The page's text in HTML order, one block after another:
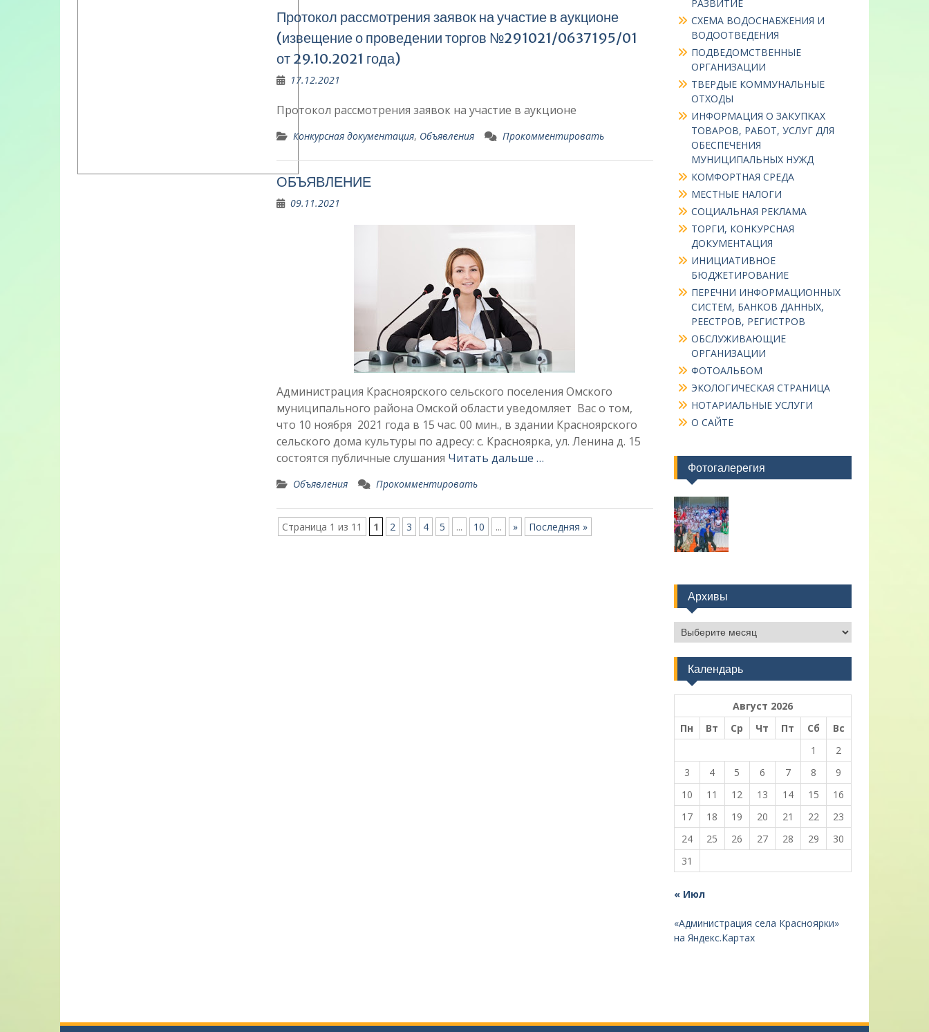
Протокол рассмотрения заявок на участие в аукционе
(извещение о проведении торгов №291021/0637195/01
от 29.10.2021 года)
17.12.2021
Протокол рассмотрения заявок на участие в аукционе
Конкурсная документация, Объявления Прокомментировать
ОБЪЯВЛЕНИЕ
09.11.2021
Администрация Красноярского сельского поселения Омского
муниципального района Омской области уведомляет Вас о том,
что 10 ноября 2021 года в 15 час. 00 мин., в здании Красноярского
сельского дома культуры по адресу: с. Красноярка, ул. Ленина д. 15
состоятся публичные слушания Читать дальше …
Объявления Прокомментировать
Страница 1 из 11 1 2 3 4 5 ... 10 ... » Последняя »
РАЗВИТИЕ
СХЕМА ВОДОСНАБЖЕНИЯ И
ВОДООТВЕДЕНИЯ
ПОДВЕДОМСТВЕННЫЕ
ОРГАНИЗАЦИИ
ТВЕРДЫЕ КОММУНАЛЬНЫЕ
ОТХОДЫ
ИНФОРМАЦИЯ О ЗАКУПКАХ
ТОВАРОВ, РАБОТ, УСЛУГ ДЛЯ
ОБЕСПЕЧЕНИЯ
МУНИЦИПАЛЬНЫХ НУЖД
КОМФОРТНАЯ СРЕДА
МЕСТНЫЕ НАЛОГИ
СОЦИАЛЬНАЯ РЕКЛАМА
ТОРГИ, КОНКУРСНАЯ
ДОКУМЕНТАЦИЯ
ИНИЦИАТИВНОЕ
БЮДЖЕТИРОВАНИЕ
ПЕРЕЧНИ ИНФОРМАЦИОННЫХ
СИСТЕМ, БАНКОВ ДАННЫХ,
РЕЕСТРОВ, РЕГИСТРОВ
ОБСЛУЖИВАЮЩИЕ
ОРГАНИЗАЦИИ
ФОТОАЛЬБОМ
ЭКОЛОГИЧЕСКАЯ СТРАНИЦА
НОТАРИАЛЬНЫЕ УСЛУГИ
О САЙТЕ
Фотогалерегия
Архивы
Архивы
Календарь
Август 2026
Пн
Вт Ср Чт Пт Сб
Вс
1
2
3
4 5 6 7 8
9
10
11 12 13 14 15
16
17
18 19 20 21 22
23
24
25 26 27 28 29
30
31
« Июл
«Администрация села Красноярки»
на Яндекс.Картах